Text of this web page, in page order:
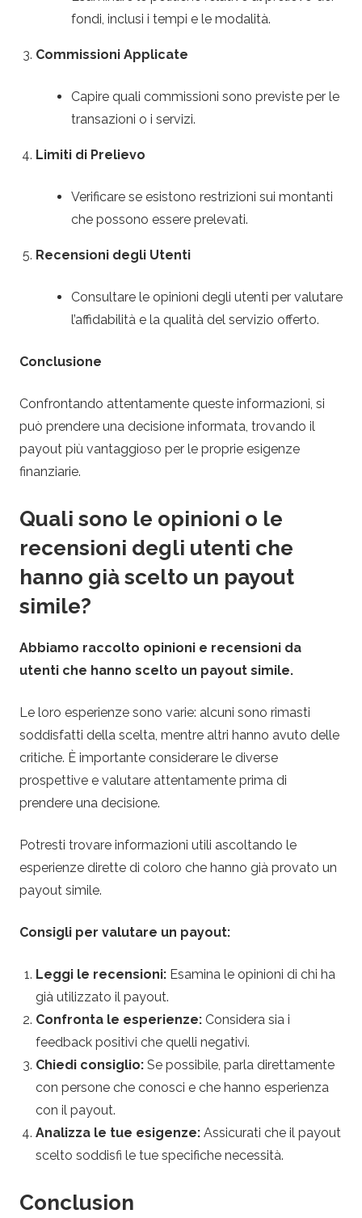
fondi, inclusi i tempi e le modalità.
Commissioni Applicate
Capire quali commissioni sono previste per le
transazioni o i servizi.
Limiti di Prelievo
Verificare se esistono restrizioni sui montanti
che possono essere prelevati.
Recensioni degli Utenti
Consultare le opinioni degli utenti per valutare
l’affidabilità e la qualità del servizio offerto.
Conclusione
Confrontando attentamente queste informazioni, si
può prendere una decisione informata, trovando il
payout più vantaggioso per le proprie esigenze
finanziarie.
Quali sono le opinioni o le
recensioni degli utenti che
hanno già scelto un payout
simile?
Abbiamo raccolto opinioni e recensioni da
utenti che hanno scelto un payout simile.
Le loro esperienze sono varie: alcuni sono rimasti
soddisfatti della scelta, mentre altri hanno avuto delle
critiche. È importante considerare le diverse
prospettive e valutare attentamente prima di
prendere una decisione.
Potresti trovare informazioni utili ascoltando le
esperienze dirette di coloro che hanno già provato un
payout simile.
Consigli per valutare un payout:
Leggi le recensioni: Esamina le opinioni di chi ha
già utilizzato il payout.
Confronta le esperienze: Considera sia i
feedback positivi che quelli negativi.
Chiedi consiglio: Se possibile, parla direttamente
con persone che conosci e che hanno esperienza
con il payout.
Analizza le tue esigenze: Assicurati che il payout
scelto soddisfi le tue specifiche necessità.
Conclusion